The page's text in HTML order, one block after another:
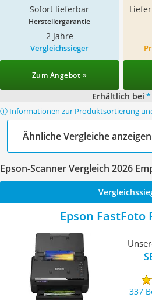
Sofort lieferbar
Herstellergarantie
2 Jahre
Vergleichssieger
Zum Angebot »
Erhältlich bei *
ⓘ Informationen zur Produktsortierung
Ähnliche Vergleiche anzeigen
Epson-Scanner Vergleich 2026
Epson FastFoto
337